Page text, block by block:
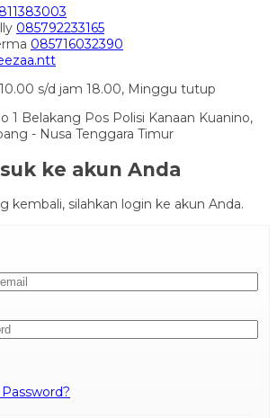
085792233165
085716032390
s/d jam 18.00, Minggu tutup
1 Belakang Pos Polisi Kanaan Kuanino,
- Nusa Tenggara Timur
ke akun Anda
kembali, silahkan login ke akun Anda.